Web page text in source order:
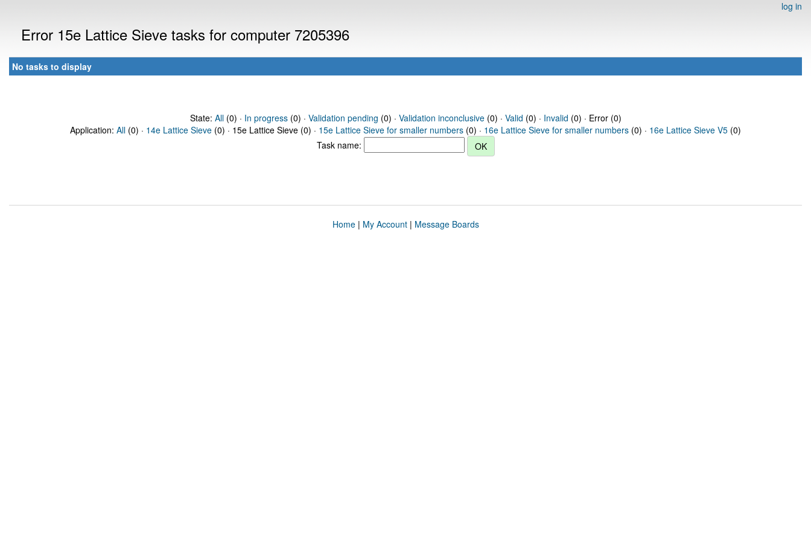
log in
Error 15e Lattice Sieve tasks for computer 7205396
No tasks to display
State: All(0) · In progress(0) · Validation pending (0) · Validation inconclusive(0) · Valid (0) · Invalid (0) · Error (0)
Application: All (0) · 14e Lattice Sieve (0) · 15e Lattice Sieve (0) · 15e Lattice Sieve for smaller numbers (0) · 16e Lattice Sieve for smaller numbers (0) · 16e Lattice Sieve V5 (0)
Task name:
Home| My Account| Message Boards